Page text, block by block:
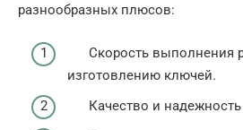
разнообразных плюсов:
Скорость выполнения
изготовлению ключей.
Качество и надежность